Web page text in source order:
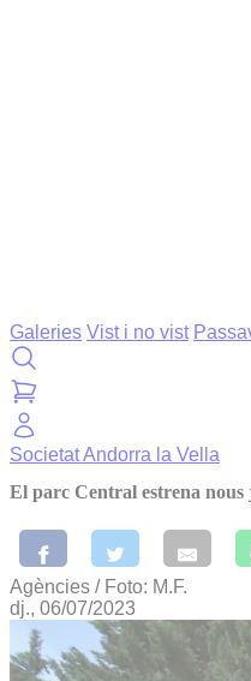
Galeries Vist i no vist
SocietatAndorra la Vella
El parc Central estrena nous
Agències / Foto: M.F.
dj., 06/07/2023